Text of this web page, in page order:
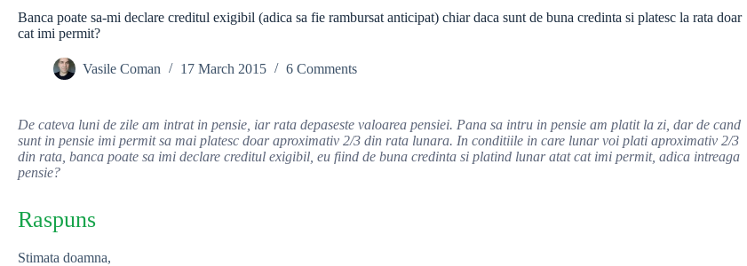
Banca poate sa-mi declare creditul exigibil (adica sa fie rambursat anticipat) chiar daca sunt de buna credinta si platesc la rata doar
cat imi permit?
Vasile Coman 17 March 2015 6 Comments
De cateva luni de zile am intrat in pensie, iar rata depaseste valoarea pensiei. Pana sa intru in pensie am platit la zi, dar de cand
sunt in pensie imi permit sa mai platesc doar aproximativ 2/3 din rata lunara. In conditiile in care lunar voi plati aproximativ 2/3
din rata, banca poate sa imi declare creditul exigibil, eu fiind de buna credinta si platind lunar atat cat imi permit, adica intreaga
pensie?
Raspuns
Stimata doamna,